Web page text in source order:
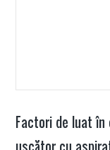
Factori de luat